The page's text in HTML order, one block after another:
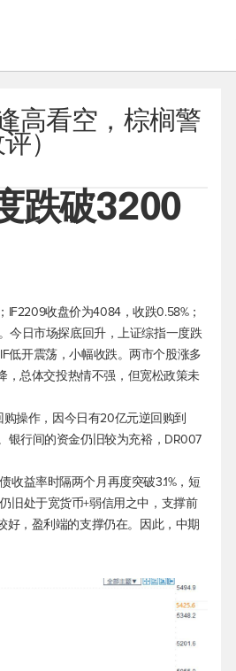
高看空，棕榈警
）
跌破3200
IF2209收盘价为4084，收跌0.58%；
今日市场探底回升，上证综指一度跌
低开震荡，小幅收跌。两市个股涨多
总体交投热情不强，但宽松政策未
操作，因今日有20亿元逆回购到
银行间的资金仍旧较为充裕，DR007
收益率时隔两个月再度突破3.1%，短
旧处于宽货币+弱信用之中，支撑前
好，盈利端的支撑仍在。因此，中期